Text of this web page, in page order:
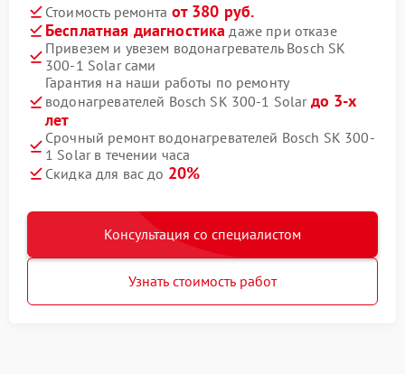
Стоимость ремонта от 380 руб.
Бесплатная диагностика даже при отказе
Привезем и увезем водонагреватель Bosch SK
300-1 Solar сами
Гарантия на наши работы по ремонту
водонагревателей Bosch SK 300-1 Solar до 3-х
лет
Срочный ремонт водонагревателей Bosch SK 300-
1 Solar в течении часа
Скидка для вас до 20%
Консультация со специалистом
Узнать стоимость работ